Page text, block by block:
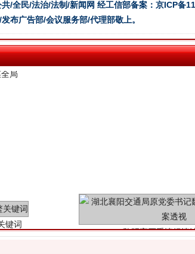
/全民/法治/法制/新闻网 经工信部备案：京ICP备
布广告部/会议服务部/代理部敬上。
局